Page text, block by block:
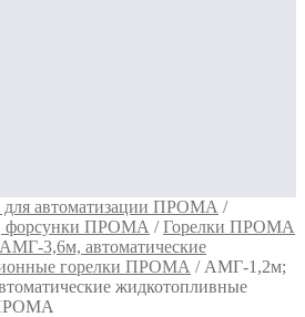
для автоматизации ПРОМА /
форсунки ПРОМА /Горелки ПРОМА
3,6м, автоматические
горелки ПРОМА / АМГ-1,2м;
жидкотопливные